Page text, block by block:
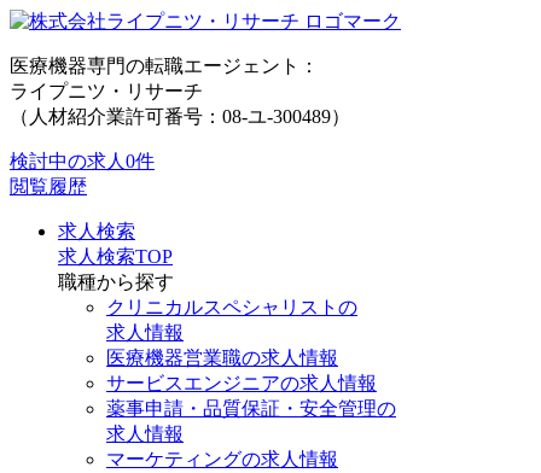
医療機器専門の転職エージェント：
ライプニツ・リサーチ
（人材紹介業許可番号：08-ユ-300489）
検討中の求人 0件
閲覧履歴
求人検索
求人検索TOP
職種から探す
クリニカルスペシャリストの
求人情報
医療機器営業職の求人情報
サービスエンジニアの求人情報
薬事申請・品質保証・安全管理の
求人情報
マーケティングの求人情報